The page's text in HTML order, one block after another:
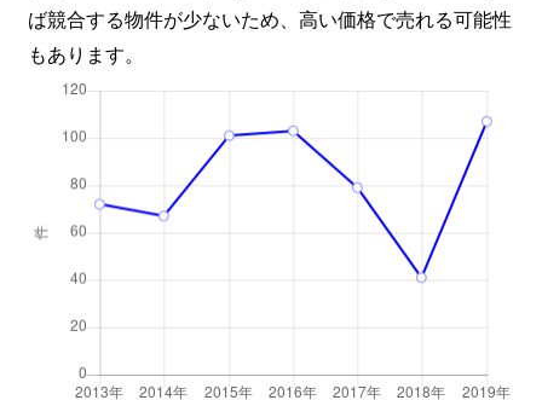
ば競合する物件が少ないため、高い価格で売れる可能性
もあります。